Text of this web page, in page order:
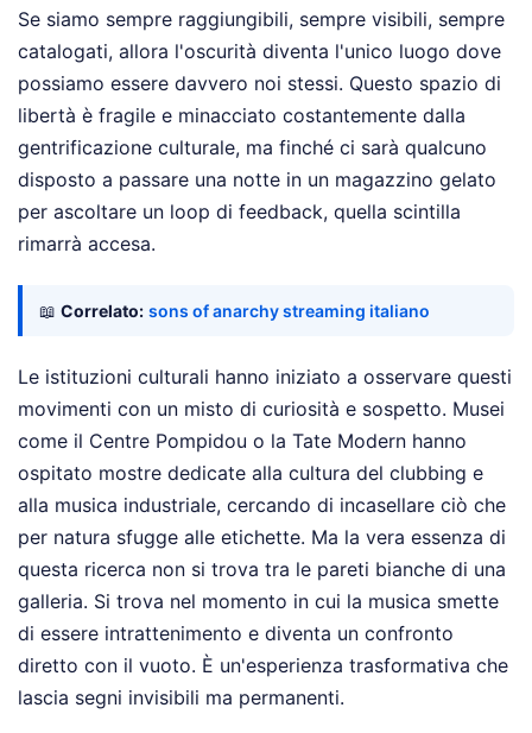
Se siamo sempre raggiungibili, sempre visibili, sempre
catalogati, allora l'oscurità diventa l'unico luogo dove
possiamo essere davvero noi stessi. Questo spazio di
libertà è fragile e minacciato costantemente dalla
gentrificazione culturale, ma finché ci sarà qualcuno
disposto a passare una notte in un magazzino gelato
per ascoltare un loop di feedback, quella scintilla
rimarrà accesa.
📖 Correlato: sons of anarchy streaming italiano
Le istituzioni culturali hanno iniziato a osservare questi
movimenti con un misto di curiosità e sospetto. Musei
come il Centre Pompidou o la Tate Modern hanno
ospitato mostre dedicate alla cultura del clubbing e
alla musica industriale, cercando di incasellare ciò che
per natura sfugge alle etichette. Ma la vera essenza di
questa ricerca non si trova tra le pareti bianche di una
galleria. Si trova nel momento in cui la musica smette
di essere intrattenimento e diventa un confronto
diretto con il vuoto. È un'esperienza trasformativa che
lascia segni invisibili ma permanenti.